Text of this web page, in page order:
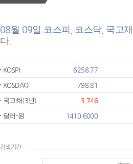
08월 09일 코스피, 코스닥, 국고
다.
KOSPI 6258.77
KOSDAQ
798.81
국고채(3년)
3.746
달러-원
1410.6000
검색기간